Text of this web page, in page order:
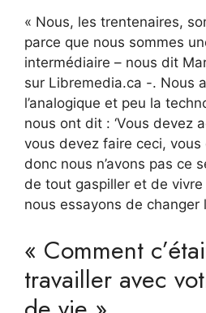
« Nous, les trentenaires,
parce que nous sommes
intermédiaire – nous dit
sur Libremedia.ca -. Nous
l’analogique et peu la
nous ont dit : ‘Vous devez
vous devez faire ceci,
donc nous n’avons pas ce
de tout gaspiller et de
nous essayons de changer
« Comment
travailler avec